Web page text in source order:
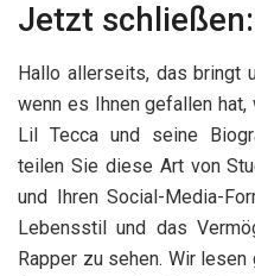
Jetzt schließen:
Hallo allerseits, das bringt
wenn es Ihnen gefallen
Lil Tecca und seine
teilen Sie diese Art von
und Ihren Social-Media-
Lebensstil und das
Rapper zu sehen. Wir lesen